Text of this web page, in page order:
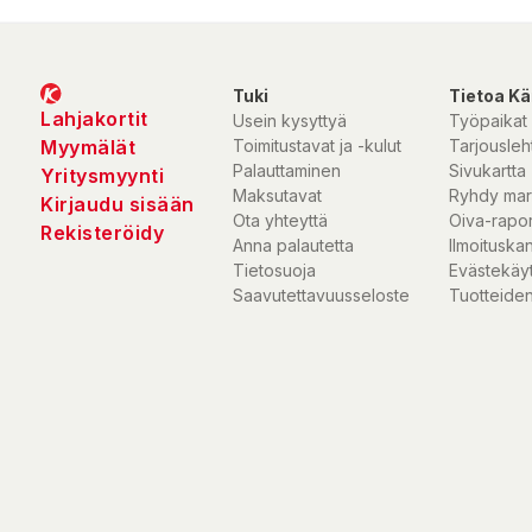
Wifi - hallitse kosteudenpoistajaa puhelimen tai Google Assistantin
Annassa on Wi-Fi -yhteys, joten laitetta ja kosteutta voidaan
matkapuhelinsovelluksella missä tahansa oletkin. Se on älykäs,
innovatiivinen! Laitteen sovellus on TUYA- ja Google Assistant -
Sopii käytettäväksi kylpyhuoneessa
Lahjakortit
Myymälät
Yritysmyynti
Kirjaudu sisään
Rekisteröidy
Tuki
Usein kysyttyä
Toimitustavat ja -kulut
Palauttaminen
Maksutavat
Ota yhteyttä
Anna palautetta
Tietosuoja
Saavutettavuusseloste
Tietoa
Työpaikat
Sivukartta
Ryhdy
Oiva-